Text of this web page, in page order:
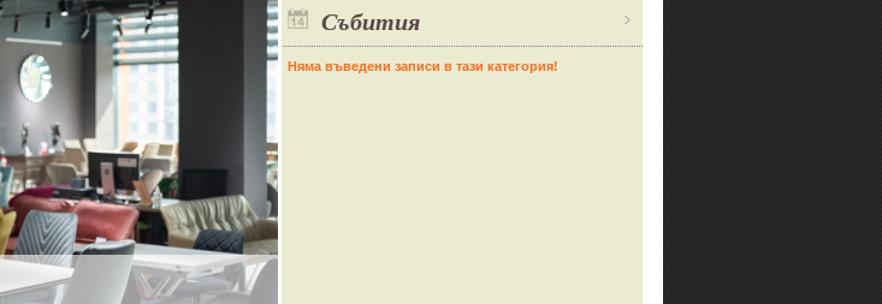
Събития
Няма въведени записи в тази категория!